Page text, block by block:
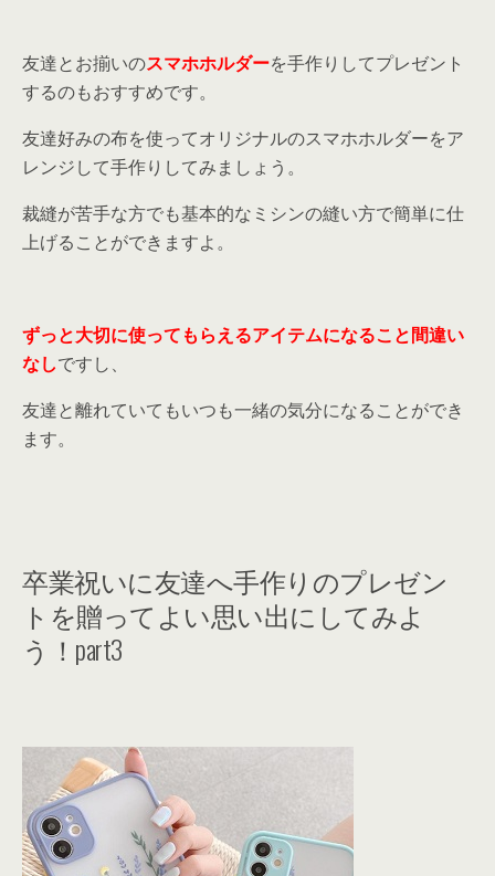
友達とお揃いのスマホホルダーを手作りしてプレゼント
するのもおすすめです。
友達好みの布を使ってオリジナルのスマホホルダーをア
レンジして手作りしてみましょう。
裁縫が苦手な方でも基本的なミシンの縫い方で簡単に仕
上げることができますよ。
ずっと大切に使ってもらえるアイテムになること間違い
なしですし、
友達と離れていてもいつも一緒の気分になることができ
ます。
卒業祝いに友達へ手作りのプレゼン
トを贈ってよい思い出にしてみよ
う！part3